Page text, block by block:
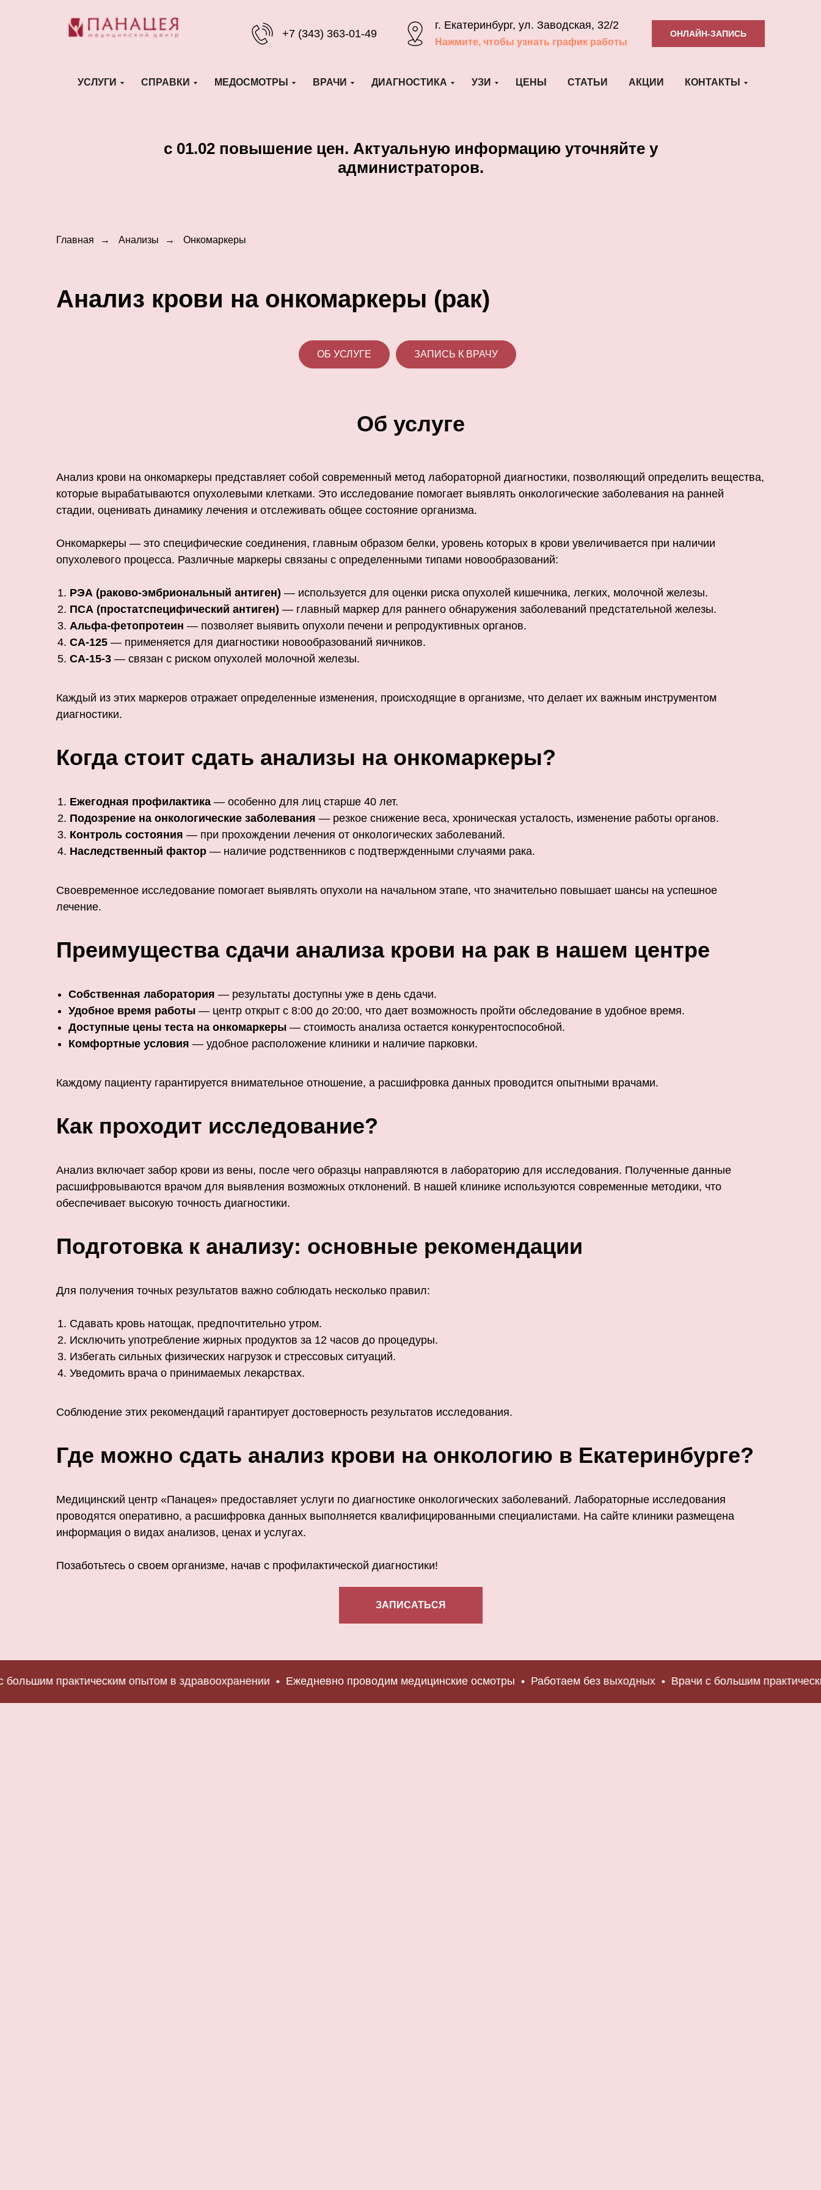
+7 (343) 363-01-49
г. Екатеринбург, ул. Заводская, 32/2
Нажмите, чтобы узнать график работы
ОНЛАЙН-ЗАПИСЬ
УСЛУГИ СПРАВКИ МЕДОСМОТРЫ ВРАЧИ ДИАГНОСТИКА УЗИ ЦЕНЫ СТАТЬИ АКЦИИ КОНТАКТЫ
c 01.02 повышение цен. Актуальную информацию уточняйте у
администраторов.
Главная → Анализы → Онкомаркеры
Анализ крови на онкомаркеры (рак)
ОБ УСЛУГЕ ЗАПИСЬ К ВРАЧУ
Об услуге
Анализ крови на онкомаркеры представляет собой современный метод лабораторной диагностики, позволяющий определить вещества,
которые вырабатываются опухолевыми клетками. Это исследование помогает выявлять онкологические заболевания на ранней
стадии, оценивать динамику лечения и отслеживать общее состояние организма.
Онкомаркеры — это специфические соединения, главным образом белки, уровень которых в крови увеличивается при наличии
опухолевого процесса. Различные маркеры связаны с определенными типами новообразований:
РЭА (раково-эмбриональный антиген) — используется для оценки риска опухолей кишечника, легких, молочной железы.
ПСА (простатспецифический антиген) — главный маркер для раннего обнаружения заболеваний предстательной железы.
Альфа-фетопротеин — позволяет выявить опухоли печени и репродуктивных органов.
CA-125 — применяется для диагностики новообразований яичников.
CA-15-3 — связан с риском опухолей молочной железы.
Каждый из этих маркеров отражает определенные изменения, происходящие в организме, что делает их важным инструментом
диагностики.
Когда стоит сдать анализы на онкомаркеры?
Ежегодная профилактика — особенно для лиц старше 40 лет.
Подозрение на онкологические заболевания — резкое снижение веса, хроническая усталость, изменение работы органов.
Контроль состояния — при прохождении лечения от онкологических заболеваний.
Наследственный фактор — наличие родственников с подтвержденными случаями рака.
Своевременное исследование помогает выявлять опухоли на начальном этапе, что значительно повышает шансы на успешное
лечение.
Преимущества сдачи анализа крови на рак в нашем центре
Собственная лаборатория — результаты доступны уже в день сдачи.
Удобное время работы — центр открыт с 8:00 до 20:00, что дает возможность пройти обследование в удобное время.
Доступные цены теста на онкомаркеры — стоимость анализа остается конкурентоспособной.
Комфортные условия — удобное расположение клиники и наличие парковки.
Каждому пациенту гарантируется внимательное отношение, а расшифровка данных проводится опытными врачами.
Как проходит исследование?
Анализ включает забор крови из вены, после чего образцы направляются в лабораторию для исследования. Полученные данные
расшифровываются врачом для выявления возможных отклонений. В нашей клинике используются современные методики, что
обеспечивает высокую точность диагностики.
Подготовка к анализу: основные рекомендации
Для получения точных результатов важно соблюдать несколько правил:
Сдавать кровь натощак, предпочтительно утром.
Исключить употребление жирных продуктов за 12 часов до процедуры.
Избегать сильных физических нагрузок и стрессовых ситуаций.
Уведомить врача о принимаемых лекарствах.
Соблюдение этих рекомендаций гарантирует достоверность результатов исследования.
Где можно сдать анализ крови на онкологию в Екатеринбурге?
Медицинский центр «Панацея» предоставляет услуги по диагностике онкологических заболеваний. Лабораторные исследования
проводятся оперативно, а расшифровка данных выполняется квалифицированными специалистами. На сайте клиники размещена
информация о видах анализов, ценах и услугах.
Позаботьтесь о своем организме, начав с профилактической диагностики!
ЗАПИСАТЬСЯ
практическим опытом в здравоохранении Ежедневно проводим медицинские осмотры Работаем без выходных Врачи с большим практическим